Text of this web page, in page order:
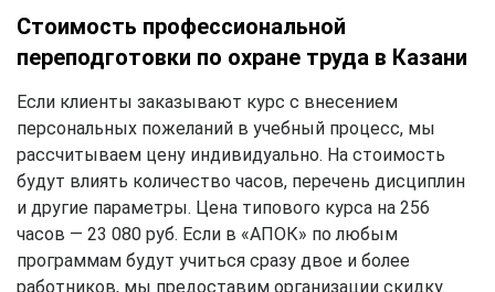
Стоимость профессиональной
переподготовки по охране труда в Казани
Если клиенты заказывают курс с внесением
персональных пожеланий в учебный процесс, мы
рассчитываем цену индивидуально. На стоимость
будут влиять количество часов, перечень дисциплин
и другие параметры. Цена типового курса на 256
часов — 23 080 руб. Если в «АПОК» по любым
программам будут учиться сразу двое и более
работников, мы предоставим организации скидку.